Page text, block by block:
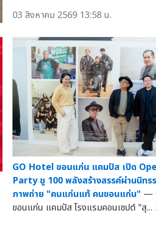
03 สิงหาคม 2569 13:58 น.
GO Hotel ขอนแก่น แคมปัส เปิด
Party ชู 100 พลังสร้างสรรค์ผ่านนิทร
ภาพถ่าย "คนแก่นแท้ คนขอนแก่น" —
ขอนแก่น แคมปัส โรงแรมคอนเซปต์ "สุ...